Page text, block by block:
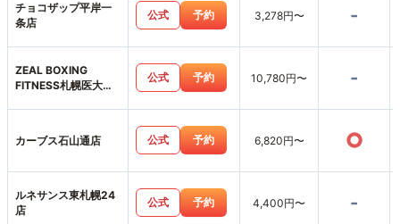
チョコザップ平岸一
条店
公式 予約 3,278円〜 -
ZEAL BOXING
FITNESS札幌医大前
公式 予約 10,780円〜 -
カーブス石山通店 公式 予約 6,820円〜 ○
ルネサンス東札幌24
店
公式 予約 4,400円〜 -